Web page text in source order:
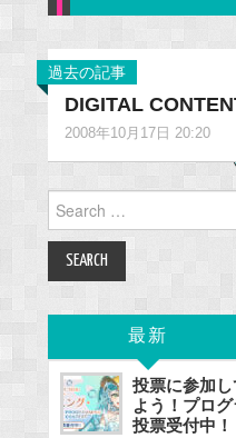
過去の記事
DIGITAL
2008年10月17日 20:20
Search
for:
最新
投票に参加
よう！プロ
投票受付中！